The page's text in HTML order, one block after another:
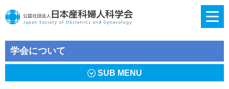
学会について
SUB MENU